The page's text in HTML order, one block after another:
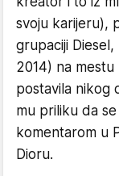
svoju karijeru),
grupaciji
2014) na
postavila nikog
mu priliku da
komentarom u
Dioru.